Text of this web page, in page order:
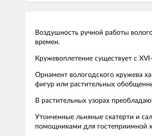
Воздушность ручной работы
времен.
Кружевоплетение существует с
Орнамент вологодского кружева
фигур или растительных
В растительных узорах
Утонченные льняные скатерти и
помощниками для гостеприимной